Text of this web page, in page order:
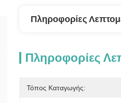
Πληροφορίες
Πληροφορίες
Τόπος Καταγωγής: